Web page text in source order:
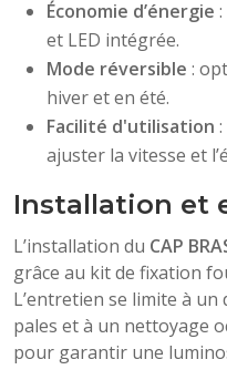
Économie d’énergie
et LED intégrée.
Mode réversible :
hiver et en été.
Facilité d'utilisation
ajuster la vitesse et
Installation et
L’installation du CAP
grâce au kit de fixation
L’entretien se limite à
pales et à un nettoyage
pour garantir une